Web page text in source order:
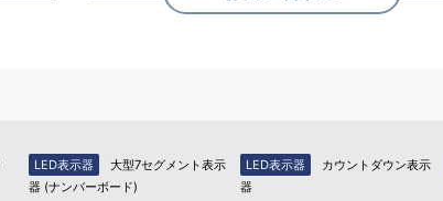
LED表示器
大型7セグメント表示
器 (ナンバーボード)
LED表示器
カウントダウン表示
器